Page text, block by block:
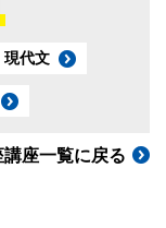
現代文
座一覧に戻る